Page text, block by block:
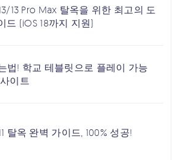
13 Pro Max 탈옥을 위한 최고의 도
드 (iOS 18까지 지원)
법! 학교 테블릿으로 플레이 가능
이트
탈옥 완벽 가이드, 100% 성공!